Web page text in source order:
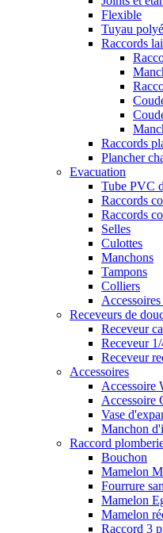
Flexible
Tuyau
Raccords
Raccords
Plancher
Evacuation
Tube PVC
Raccords
Raccords
Selles
Culottes
Manchons
Tampons
Colliers
Receveurs de
Receveur
Receveur
Receveur
Accessoires
Accessoire
Accessoire
Vase
Manchon
Raccord
Bouchon
Mamelon
Fourrure
Mamelon
Mamelon
Raccord 3